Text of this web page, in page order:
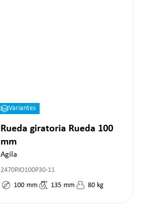
Variantes
Rueda giratoria Rueda 100
mm
Agila
2470PJO100P30-11
100 mm 135 mm 80 kg